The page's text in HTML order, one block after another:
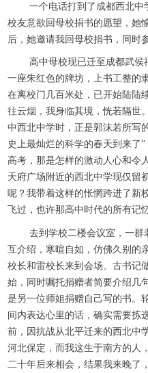
一个电话打到了成都西北
校友意欲回母校捐书的愿望，她
后，她邀请我回母校捐书，同时
高中母校现已迁至成都武
一座朱红色的牌坊，上书工整的
在离校门几百米处，已开始陆陆
往云烟，我身临其境，恍若隔世
中西北中学时，正是郭沫若所写
史上最灿烂的科学的春天到来了
高考，那是怎样的激动人心和令
天府广场附近的西北中学现仅留
呢？我带着这样的怅惘跨进了新
飞过，也许那高中时代的所有记
去到学校二楼会议室，一群
互介绍，寒暄自如，仿佛久别的
校长和雷校长来到会场。古书记
始，同时嘱托捐赠者简要介绍几
是另一位师姐捐赠自己写的书。
间内表达心里的话，确实需要拣
前，因抗战从北平迁来的西北中
河北保定，而我这生于南方的人
二十年后来相会，结果我来晚了